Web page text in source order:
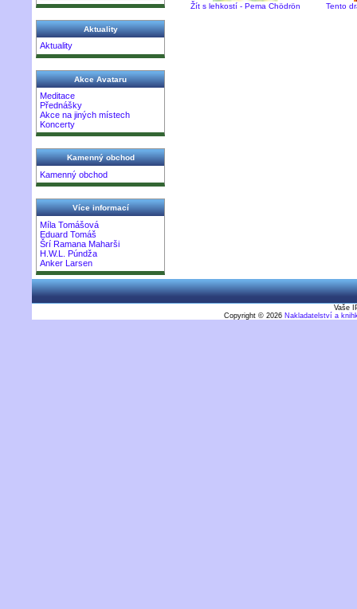
Aktuality
Aktuality
Akce Avataru
Meditace
Přednášky
Akce na jiných místech
Koncerty
Kamenný obchod
Kamenný obchod
Více informací
Míla Tomášová
Eduard Tomáš
Šrí Ramana Maharši
H.W.L. Púndža
Anker Larsen
Žít s lehkostí - Pema Chödrön Tento
Vaše
Copyright © 2026 Nakladatelství a